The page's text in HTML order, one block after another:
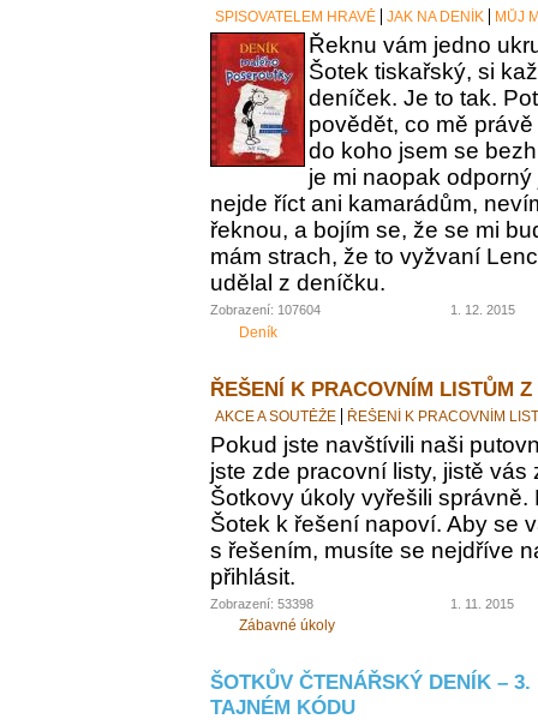
SPISOVATELEM HRAVĚ JAK NA DENÍK MŮJ
Řeknu vám jedno
Šotek tiskařský, si
deníček. Je to tak.
povědět, co mě
do koho jsem se
je mi naopak
nejde říct ani kamarádům,
řeknou, a bojím se, že se mi
mám strach, že to vyžvaní
udělal z deníčku.
Zobrazení: 107604 1. 12. 2015
Deník
ŘEŠENÍ K PRACOVNÍM LISTŮM Z
AKCE A SOUTĚŽE ŘEŠENÍ K PRACOVNÍM
Pokud jste navštívili naši
jste zde pracovní listy, jistě vás
Šotkovy úkoly vyřešili
Šotek k řešení napoví. Aby se
s řešením, musíte se nejdříve
přihlásit.
Zobrazení: 53398 1. 11. 2015
Zábavné úkoly
ŠOTKŮV ČTENÁŘSKÝ DENÍK –
TAJNÉM KÓDU